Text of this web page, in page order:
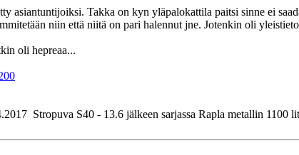
Takka on kyn yläpalokattila paitsi sinne ei
niin että niitä on pari halennut jne. Jotenkin oli
oli hepreaa...
Stropuva S40 - 13.6 jälkeen sarjassa Rapla metallin 1100